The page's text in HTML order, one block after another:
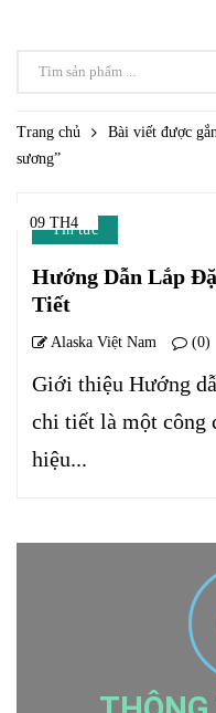
Trang chủ
Bài viết được
sương”
09 TH4
Tin tức
Hướng Dẫn Lắp
Tiết
Alaska Việt Nam (0)
Giới thiệu Hướng
chi tiết là một công
hiệu...